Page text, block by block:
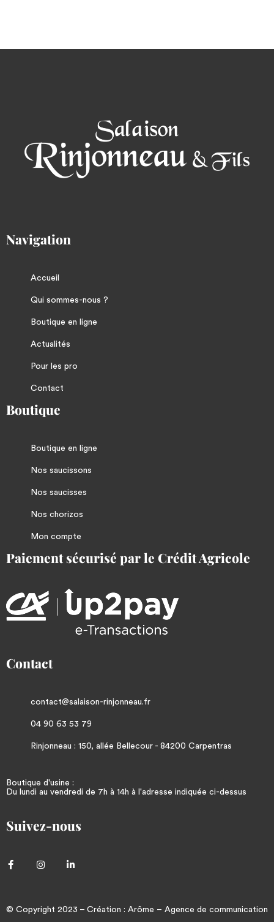
Navigation
Accueil
Qui sommes-nous ?
Boutique en ligne
Actualités
Pour les pro
Contact
Boutique
Boutique en ligne
Nos saucissons
Nos saucisses
Nos chorizos
Mon compte
Paiement sécurisé par le Crédit Agricole
Contact
contact@salaison-rinjonneau.fr
04 90 63 53 79
Rinjonneau : 150, allée Bellecour - 84200 Carpentras
Boutique d'usine :
Du lundi au vendredi de 7h à 14h à l'adresse indiquée ci-dessus
Suivez-nous
© Copyright 2023 – Création : Arôme – Agence de communication